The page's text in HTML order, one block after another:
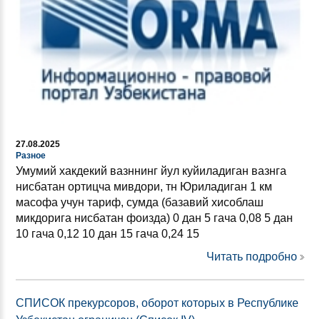
27.08.2025
Разное
Умумий хакдекий вазннинг йул куйиладиган вазнга
нисбатан ортицча мивдори, тн Юриладиган 1 км
масофа учун тариф, сумда (базавий хисоблаш
микдорига нисбатан фоизда) 0 дан 5 гача 0,08 5 дан
10 гача 0,12 10 дан 15 гача 0,24 15
Читать подробно
СПИСОК прекурсоров, оборот которых в Республике